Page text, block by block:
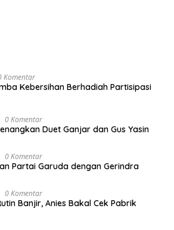
Komentar
Kebersihan Berhadiah Partisipasi
0 Komentar
Duet Ganjar dan Gus Yasin
0 Komentar
Partai Garuda dengan Gerindra
0 Komentar
Banjir, Anies Bakal Cek Pabrik